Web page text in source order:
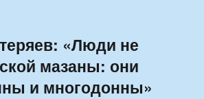
«Люди не
мазаны: они
и многодонны»